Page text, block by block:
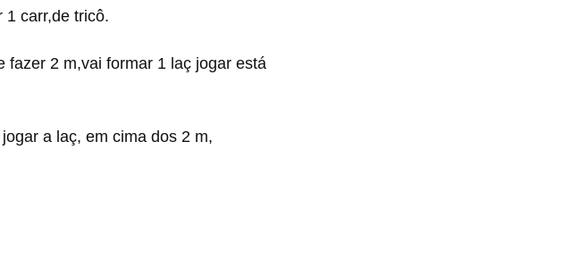
1 carr,de tricô.
fazer 2 m,vai formar 1 laç jogar está
a laç, em cima dos 2 m,